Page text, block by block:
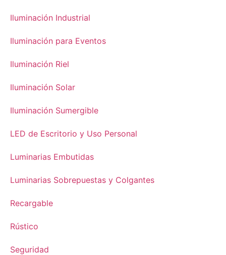
Iluminación Industrial
Iluminación para Eventos
Iluminación Riel
Iluminación Solar
Iluminación Sumergible
LED de Escritorio y Uso Personal
Luminarias Embutidas
Luminarias Sobrepuestas y Colgantes
Recargable
Rústico
Seguridad